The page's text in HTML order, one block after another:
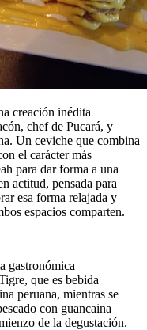
creación inédita
chef de Pucará, y
Un ceviche que combina
el carácter más
para dar forma a una
actitud, pensada para
esa forma relajada y
espacios comparten.
gastronómica
que es bebida
peruana, mientras se
con guancaina
de la degustación.